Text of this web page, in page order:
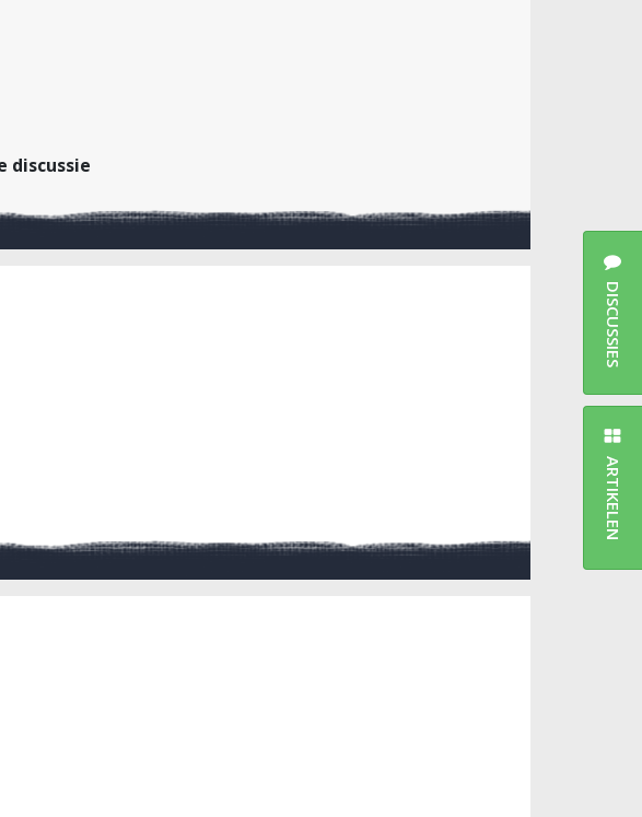
discussie
DISCUSSIES
ARTIKELEN